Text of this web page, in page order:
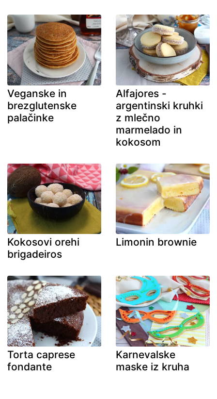
Veganske in
brezglutenske
palačinke
Alfajores -
argentinski kruhki
z mlečno
marmelado in
kokosom
Kokosovi orehi
brigadeiros
Limonin brownie
Torta caprese
fondante
Karnevalske
maske iz kruha